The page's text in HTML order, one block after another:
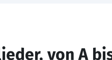
von A